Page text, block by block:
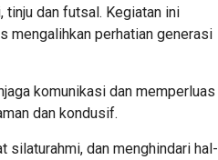
dan futsal. Kegiatan ini
mengalihkan perhatian generasi
komunikasi dan memperluas
dan kondusif.
silaturahmi, dan menghindari hal-